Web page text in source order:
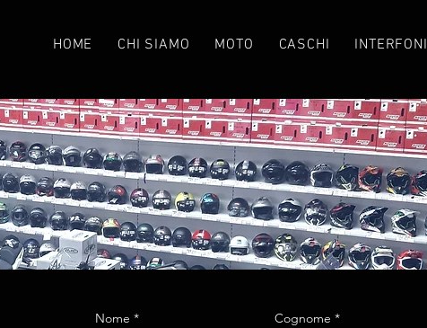
HOME CHI SIAMO MOTO CASCHI INTERFONI
Nome Cognome